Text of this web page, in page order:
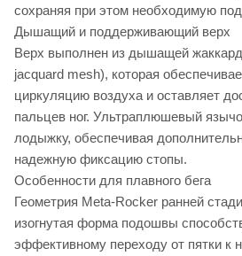
сохраняя при этом необходимую
Дышащий и поддерживающий верх
Верх выполнен из дышащей
jacquard mesh), которая
циркуляцию воздуха и оставляет
пальцев ног. Ультраплюшевый
лодыжку, обеспечивая
надежную фиксацию стопы.
Особенности для плавного бега
Геометрия Meta-Rocker ранней
изогнутая форма подошвы
эффективному переходу от пятки к